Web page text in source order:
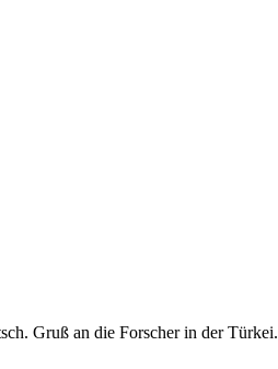
Gruß an die Forscher in der Türkei.